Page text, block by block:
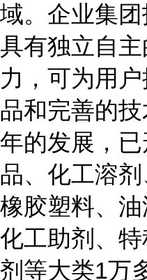
域。企业集团
具有独立自
力，可为用
品和完善的
年的发展，
品、化工溶
橡胶塑料、油
化工助剂、
剂等大类1万